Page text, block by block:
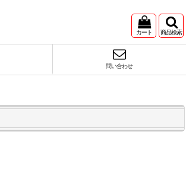
カート 商品検索
問い合わせ